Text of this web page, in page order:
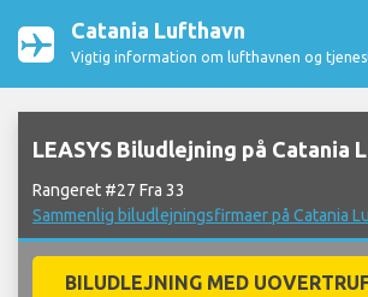
Catania Lufthavn
Vigtig information om lufthavnen og
LEASYS Biludlejning på Catania
Rangeret #27 Fra 33
Sammenlig biludlejningsfirmaer på Catania
BILUDLEJNING MED